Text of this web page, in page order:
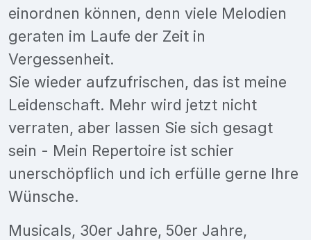
einordnen können, denn viele Melodien
geraten im Laufe der Zeit in
Vergessenheit.
Sie wieder aufzufrischen, das ist meine
Leidenschaft. Mehr wird jetzt nicht
verraten, aber lassen Sie sich gesagt
sein - Mein Repertoire ist schier
unerschöpflich und ich erfülle gerne Ihre
Wünsche.
Musicals, 30er Jahre, 50er Jahre,